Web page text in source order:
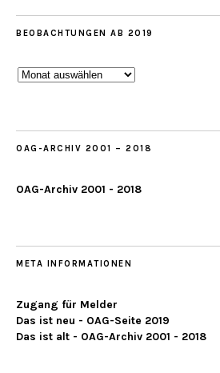
BEOBACHTUNGEN AB 2019
Beobachtungen
OAG-ARCHIV 2001 – 2018
OAG-Archiv 2001 - 2018
META INFORMATIONEN
Zugang für Melder
Das ist neu - OAG-Seite 2019
Das ist alt - OAG-Archiv 2001 - 2018